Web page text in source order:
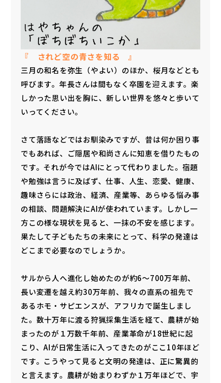
『 されど空の青さを知る 』
三月の和名を弥生（やよい）のほか、桜月などとも
呼びます。年長さんは間もなく卒園を迎えます。楽
しかった思い出を胸に、新しい世界を悠々と歩いて
いってください。
さて落語などではお馴染みですが、昔は何か困り事
でもあれば、ご隠居や和尚さんに知恵を借りたもの
です。それが今ではAIにとって代わりました。宿題
や勉強は言うに及ばず、仕事、人生、恋愛、健康、
趣味さらには政治、経済、産業等、あらゆる悩み事
の相談、問題解決にAIが使われています。しかし一
方この様な現状を見ると、一抹の不安を感じます。
果たして子どもたちの未来にとって、科学の発達は
どこまで必要なのでしょうか。
サルから人へ進化し始めたのが約6～700万年前、
長い変遷を越え約30万年前、我々の直系の祖先で
あるホモ・サピエンスが、アフリカで誕生しまし
た。数十万年に渡る狩猟採集生活を経て、農耕が始
まったのが１万数千年前、産業革命が18世紀に起
こり、AIが日常生活に入ってきたのがここ10年ほど
です。こうやって見ると文明の発達は、正に驚異的
と言えます。農耕が始まりわずか１万年ほどで、宇